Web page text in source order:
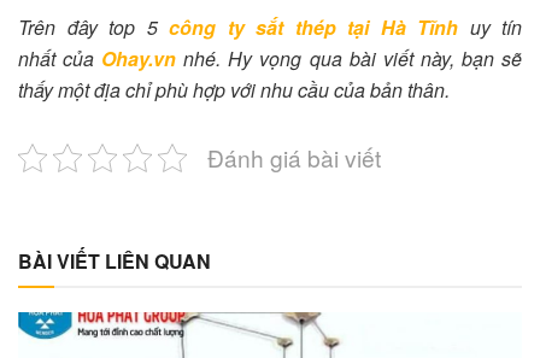
Trên đây top 5 công ty sắt thép tại Hà Tĩnh uy tín
nhấtcủa Ohay.vn nhé. Hy vọng qua bài viết này, bạn sẽ
thấy một địa chỉ phù hợp với nhu cầu của bản thân.
Đánh giá bài viết
BÀI VIẾT LIÊN QUAN